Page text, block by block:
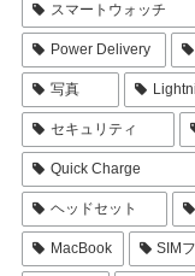
スマートウォッチ
Power Delivery
写真
セキュリティ
Quick Charge
ヘッドセット
MacBook SIM